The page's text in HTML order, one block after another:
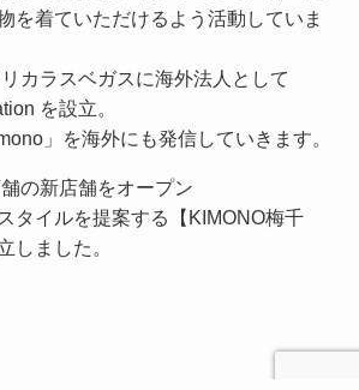
を着ていただけるよう活動していま
カラスベガスに海外法人として
を設立。
」を海外にも発信していきます。
の新店舗をオープン
タイルを提案する【KIMONO梅千
しました。